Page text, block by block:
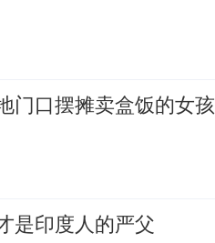
门口摆摊卖盒饭的女孩
是印度人的严父